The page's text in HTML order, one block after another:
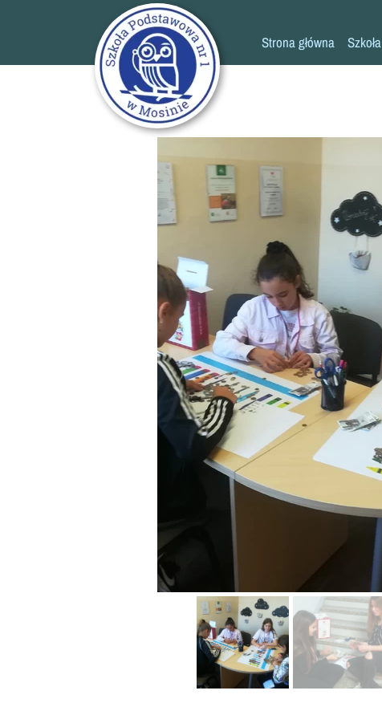
Strona główna Szkoła